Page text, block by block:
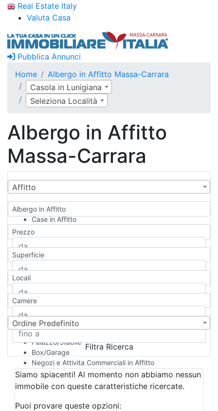
Real Estate Italy
Valuta Casa
Pubblica Annunci
Home
Albergo in Affitto Massa-Carrara
Casola in Lunigiana
Seleziona Località
Albergo in Affitto
Massa-Carrara
Affitto
Albergo in Affitto
Case in Affitto
Qualsiasi
Appartamento
Casa indipendente
Casa Semi-indipendente
Attico/Mansarda
Rustico/Casale
Camera d'Albergo
Multiproprietà
Palazzo/Stabile
Box/Garage
Negozi e Attivita Commerciali in Affitto
Qualsiasi
Attività/Licenza Commerciale
Azienda Agricola
Bar/Ristorante
Prezzo
Superficie
Locali
Camere
Ordine Predefinito
Filtra Ricerca
Siamo spiacenti! Al momento non abbiamo nessun
immobile con queste caratteristiche ricercate.
Puoi provare queste opzioni: